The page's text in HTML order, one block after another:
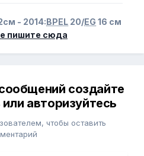
- 2014:BPEL 20/EG 16 см
пишите сюда
создайте
авторизуйтесь
чтобы оставить